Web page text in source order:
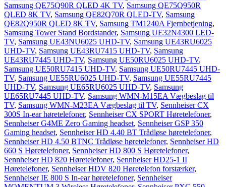
Samsung QE75Q90R QLED 4K TV, Samsung QE75Q950R
QLED 8K TV, Samsung QE82Q70R QLED-TV, Samsung
QE82Q950R QLED 8K TV, Samsung TM1240A Fjernbetjening,
Samsung Tower Stand Bordstander, Samsung UE32N4300 LED-
TV, Samsung UE43NU6025 UHD-TV, Samsung UE43RU6025
UHD-TV, Samsung UE43RU7415 UHD-TV, Samsung
UE43RU7445 UHD-TV, Samsung UE50RU6025 UHD-TV,
Samsung UE50RU7415 UHD-TV, Samsung UE50RU7445 UHD-
TV, Samsung UE55RU6025 UHD-TV, Samsung UE55RU7445
UHD-TV, Samsung UE65RU6025 UHD-TV, Samsung
UE65RU7445 UHD-TV, Samsung WMN-M15EA Vægbeslag til
TV, Samsung WMN-M23EA Vægbeslag til TV, Sennheiser CX
300S In-ear høretelefoner, Sennheiser CX SPORT Høretelefoner,
Sennheiser G4ME Zero Gaming headset, Sennheiser GSP 350
Gaming headset, Sennheiser HD 4.40 BT Trådløse høretelefoner,
Sennheiser HD 4.50 BTNC Trådløse høretelefoner, Sennheiser HD
660 S Høretelefoner, Sennheiser HD 800 S Høretelefoner,
Sennheiser HD 820 Høretelefoner, Sennheiser HD25-1 II
Høretelefoner, Sennheiser HDV 820 Høretelefon forstærker,
Sennheiser IE 800 S In-ear høretelefoner, Sennheiser